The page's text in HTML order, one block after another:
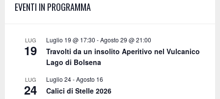
o
EVENTI IN PROGRAMMA
LUG
19
Luglio 19 @ 17:30 -Agosto 29 @ 21:00
Travolti da un insolito Aperitivo nel Vulcanico
Lago di Bolsena
LUG
24
Luglio 24-Agosto 16
Calici di Stelle 2026